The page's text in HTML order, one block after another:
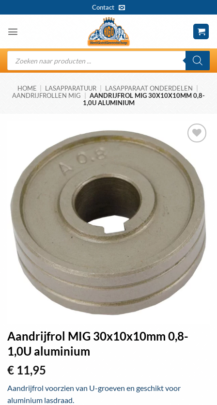
naar
inhoud
Contact
Producten
zoeken
HOME LASAPPARATUUR LASAPPARAAT ONDERDELEN
AANDRIJFROLLEN MIG
AANDRIJFROL MIG 30X10X10MM 0,8-
1,0U ALUMINIUM
Toevoegen
aan
wenslijst
Aandrijfrol MIG 30x10x10mm 0,8-
1,0U aluminium
€ 11,95
Aandrijfrol voorzien van U-groeven en geschikt voor
aluminium lasdraad.